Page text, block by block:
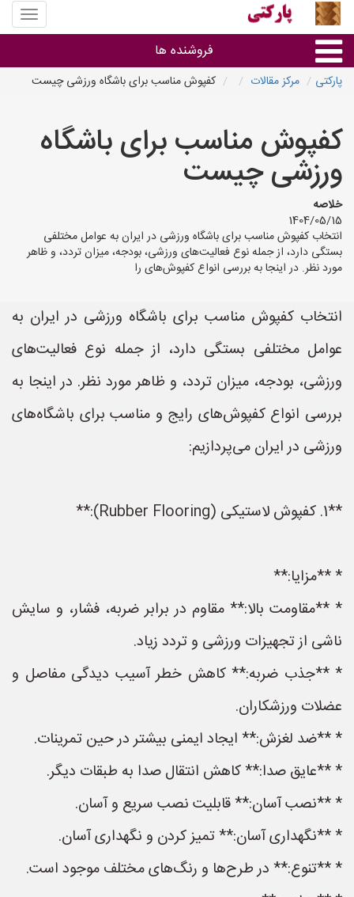
منوی
سایت
فروشنده ها
استان ها
پارکتی مرکز مقالات کفپوش مناسب برای باشگاه ورزشی چیست
کفپوش مناسب برای باشگاه
ورزشی چیست
خلاصه
1404/05/15
انتخاب کفپوش مناسب برای باشگاه ورزشی در ایران به عوامل مختلفی
بستگی دارد، از جمله نوع فعالیت‌های ورزشی، بودجه، میزان تردد، و ظاهر
مورد نظر. در اینجا به بررسی انواع کفپوش‌های را
انتخاب کفپوش مناسب برای باشگاه ورزشی در ایران به
عوامل مختلفی بستگی دارد، از جمله نوع فعالیت‌های
ورزشی، بودجه، میزان تردد، و ظاهر مورد نظر. در اینجا به
بررسی انواع کفپوش‌های رایج و مناسب برای باشگاه‌های
ورزشی در ایران می‌پردازیم:
**1. کفپوش لاستیکی (Rubber Flooring):**
* **مزایا:**
* **مقاومت بالا:** مقاوم در برابر ضربه، فشار، و سایش
ناشی از تجهیزات ورزشی و تردد زیاد.
* **جذب ضربه:** کاهش خطر آسیب دیدگی مفاصل و
عضلات ورزشکاران.
* **ضد لغزش:** ایجاد ایمنی بیشتر در حین تمرینات.
* **عایق صدا:** کاهش انتقال صدا به طبقات دیگر.
* **نصب آسان:** قابلیت نصب سریع و آسان.
* **نگهداری آسان:** تمیز کردن و نگهداری آسان.
* **تنوع:** در طرح‌ها و رنگ‌های مختلف موجود است.